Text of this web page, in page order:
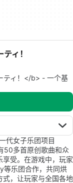
ィ！
ティ！</b> - 一个基
代女子乐团项目
50多首原创歌曲和众
受。在游戏中，玩家
等乐团合作，共同烘
，让玩家与全国各地